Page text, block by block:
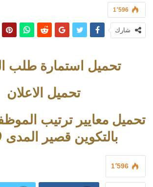
1٬596
شارك
تحميل استمارة طلب
تحميل الاعلان
تحميل معايير ترتيب
بالتكوين قصير المدى 2019
1٬596